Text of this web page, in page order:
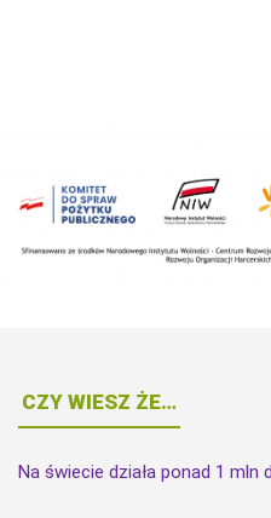
CZY WIESZ ŻE…
Na świecie działa ponad 1 mln